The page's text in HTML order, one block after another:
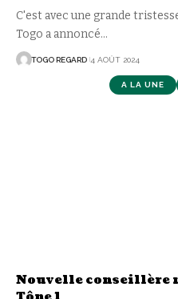
C'est avec une grande
Togo a annoncé…
TOGO REGARD 4 AOÛT 2024
A LA UNE
Nouvelle conseillère